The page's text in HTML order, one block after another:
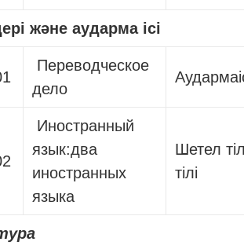
және аударма ісі
Переводческое
дело
Иностранный
язык:два
иностранных
языка
Шетел
тілі